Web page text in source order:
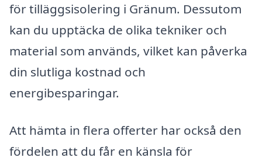
för tilläggsisolering i Gränum. Dessutom
kan du upptäcka de olika tekniker och
material som används, vilket kan påverka
din slutliga kostnad och
energibesparingar.
Att hämta in flera offerter har också den
fördelen att du får en känsla för